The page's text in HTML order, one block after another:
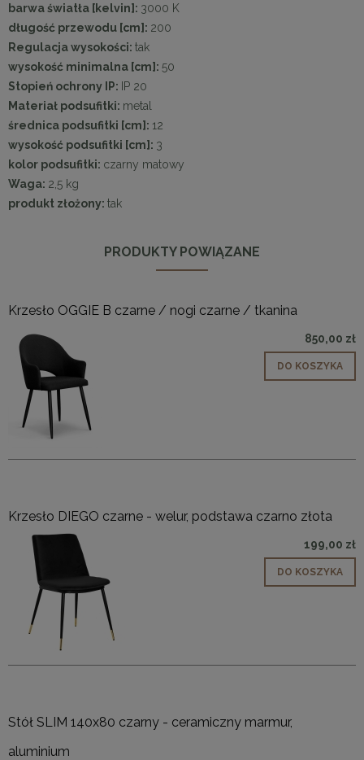
barwa światła [kelvin]: 3000 K
długość przewodu [cm]: 200
Regulacja wysokości: tak
wysokość minimalna [cm]: 50
Stopień ochrony IP: IP 20
Materiał podsufitki: metal
średnica podsufitki [cm]: 12
wysokość podsufitki [cm]: 3
kolor podsufitki: czarny matowy
Waga: 2,5 kg
produkt złożony: tak
PRODUKTY POWIĄZANE
Krzesło OGGIE B czarne / nogi czarne / tkanina
850,00 zł
DO KOSZYKA
Krzesło DIEGO czarne - welur, podstawa czarno złota
199,00 zł
DO KOSZYKA
Stół SLIM 140x80 czarny - ceramiczny marmur,
aluminium